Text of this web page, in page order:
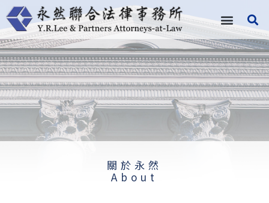
至
主
要
內
容
關於永然
About